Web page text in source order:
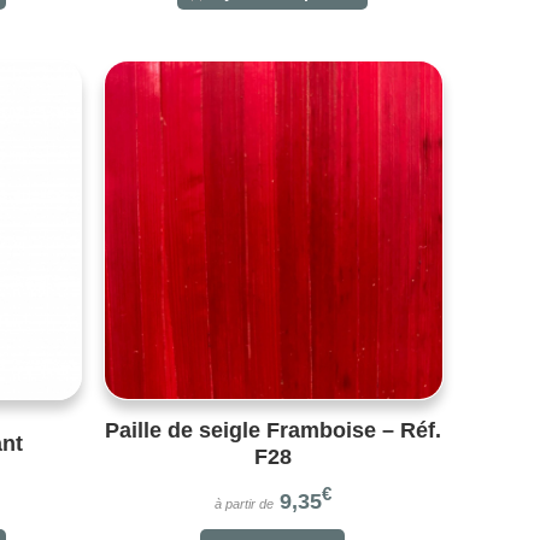
Paille de seigle Framboise – Réf.
F28
à partir de9,35€